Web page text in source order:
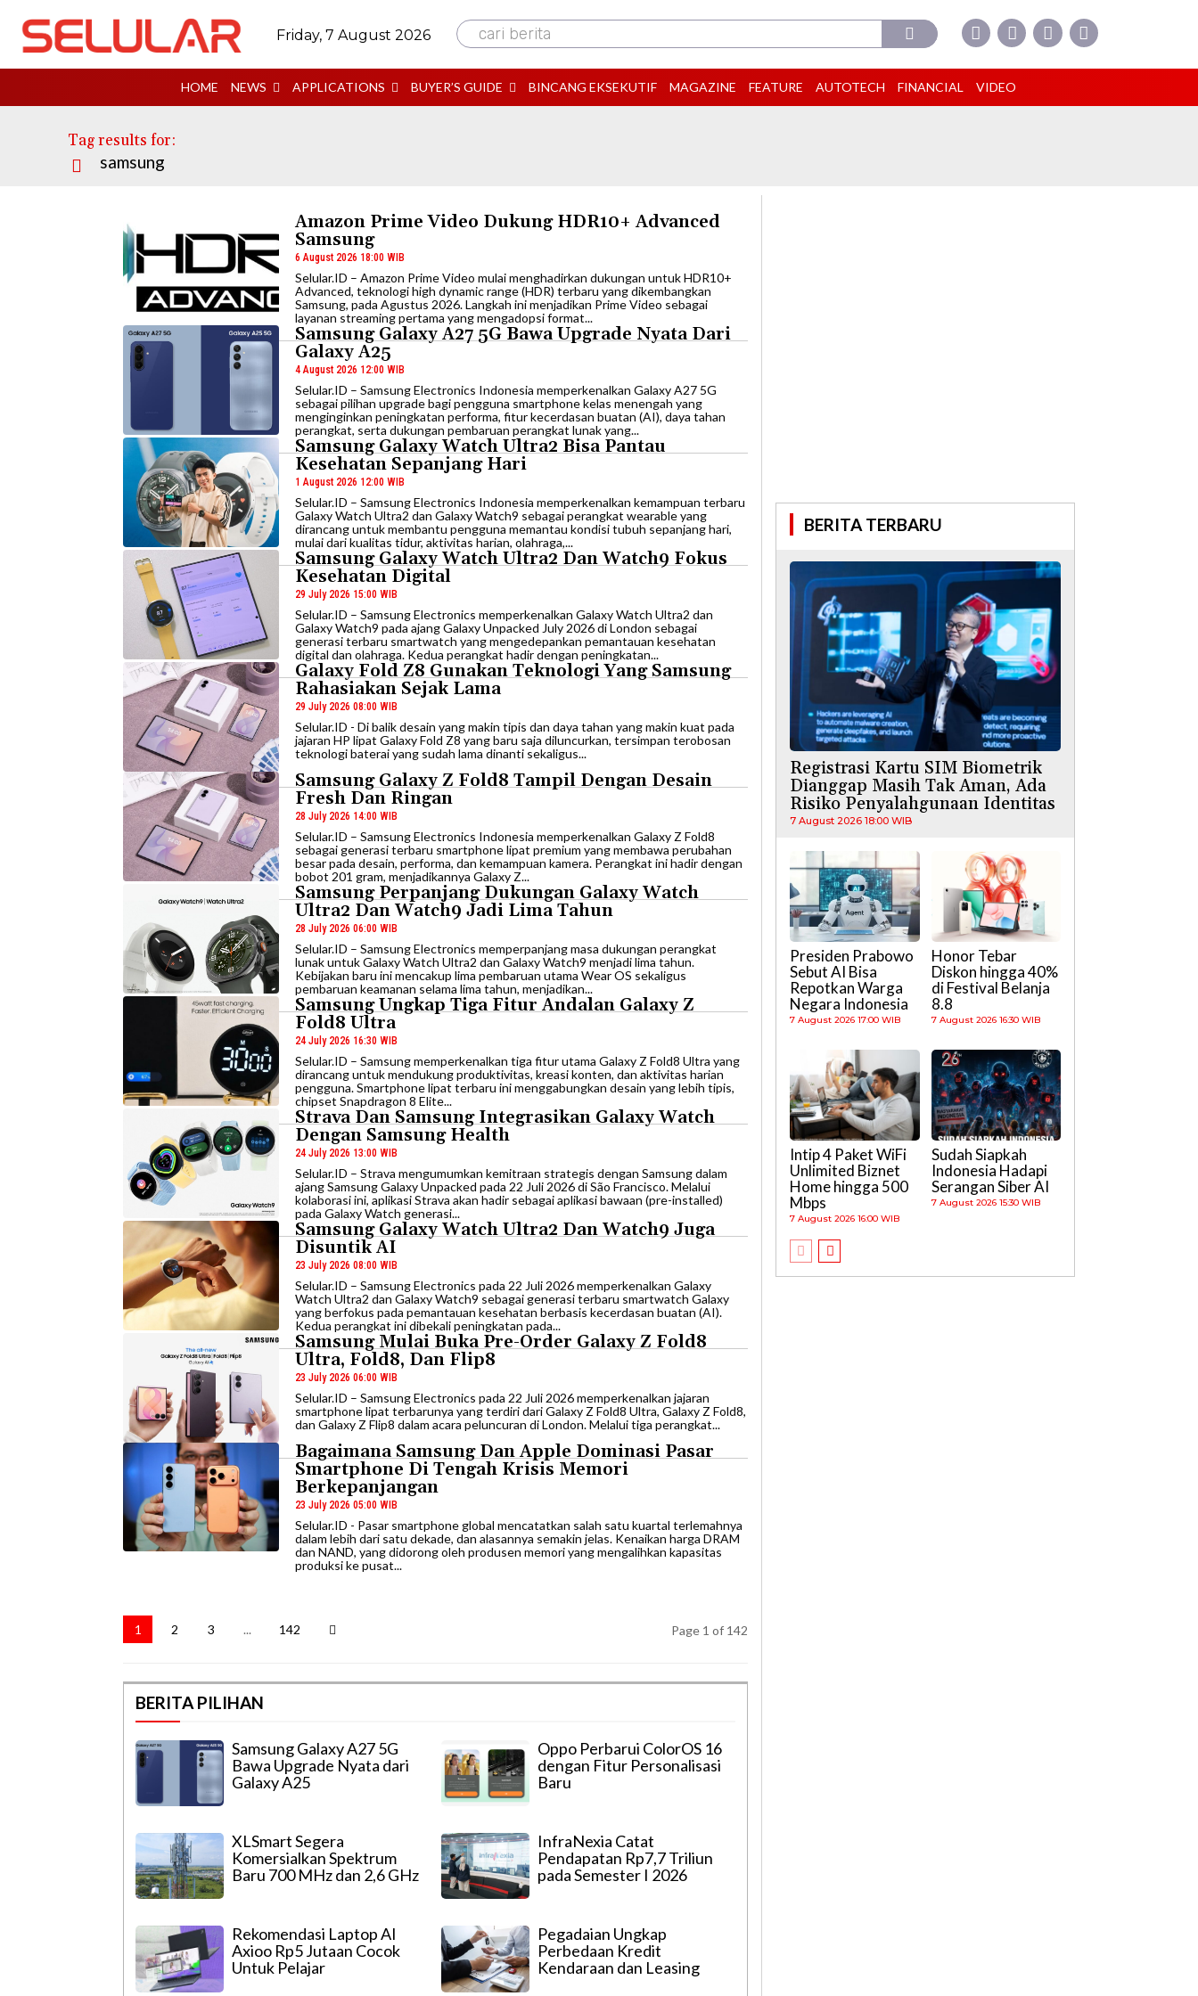
Friday, 7 August 2026 cari berita
HOME NEWS APPLICATIONS BUYER’S GUIDE BINCANG EKSEKUTIF MAGAZINE FEATURE AUTOTECH FINANCIAL VIDEO
Tag results for:
samsung
Amazon Prime Video Dukung HDR10+ Advanced
Samsung
6 August 2026 18:00 WIB
Selular.ID – Amazon Prime Video mulai menghadirkan dukungan untuk HDR10+
Advanced, teknologi high dynamic range (HDR) terbaru yang dikembangkan
Samsung, pada Agustus 2026. Langkah ini menjadikan Prime Video sebagai
layanan streaming pertama yang mengadopsi format...
Samsung Galaxy A27 5G Bawa Upgrade Nyata Dari
Galaxy A25
4 August 2026 12:00 WIB
Selular.ID – Samsung Electronics Indonesia memperkenalkan Galaxy A27 5G
sebagai pilihan upgrade bagi pengguna smartphone kelas menengah yang
menginginkan peningkatan performa, fitur kecerdasan buatan (AI), daya tahan
perangkat, serta dukungan pembaruan perangkat lunak yang...
Samsung Galaxy Watch Ultra2 Bisa Pantau
Kesehatan Sepanjang Hari
1 August 2026 12:00 WIB
Selular.ID – Samsung Electronics Indonesia memperkenalkan kemampuan terbaru
Galaxy Watch Ultra2 dan Galaxy Watch9 sebagai perangkat wearable yang
dirancang untuk membantu pengguna memantau kondisi tubuh sepanjang hari,
mulai dari kualitas tidur, aktivitas harian, olahraga,...
Samsung Galaxy Watch Ultra2 Dan Watch9 Fokus
Kesehatan Digital
29 July 2026 15:00 WIB
Selular.ID – Samsung Electronics memperkenalkan Galaxy Watch Ultra2 dan
Galaxy Watch9 pada ajang Galaxy Unpacked July 2026 di London sebagai
generasi terbaru smartwatch yang mengedepankan pemantauan kesehatan
digital dan olahraga. Kedua perangkat hadir dengan peningkatan...
Galaxy Fold Z8 Gunakan Teknologi Yang Samsung
Rahasiakan Sejak Lama
29 July 2026 08:00 WIB
Selular.ID - Di balik desain yang makin tipis dan daya tahan yang makin kuat pada
jajaran HP lipat Galaxy Fold Z8 yang baru saja diluncurkan, tersimpan terobosan
teknologi baterai yang sudah lama dinanti sekaligus...
Samsung Galaxy Z Fold8 Tampil Dengan Desain
Fresh Dan Ringan
28 July 2026 14:00 WIB
Selular.ID – Samsung Electronics Indonesia memperkenalkan Galaxy Z Fold8
sebagai generasi terbaru smartphone lipat premium yang membawa perubahan
besar pada desain, performa, dan kemampuan kamera. Perangkat ini hadir dengan
bobot 201 gram, menjadikannya Galaxy Z...
Samsung Perpanjang Dukungan Galaxy Watch
Ultra2 Dan Watch9 Jadi Lima Tahun
28 July 2026 06:00 WIB
Selular.ID – Samsung Electronics memperpanjang masa dukungan perangkat
lunak untuk Galaxy Watch Ultra2 dan Galaxy Watch9 menjadi lima tahun.
Kebijakan baru ini mencakup lima pembaruan utama Wear OS sekaligus
pembaruan keamanan selama lima tahun, menjadikan...
Samsung Ungkap Tiga Fitur Andalan Galaxy Z
Fold8 Ultra
24 July 2026 16:30 WIB
Selular.ID – Samsung memperkenalkan tiga fitur utama Galaxy Z Fold8 Ultra yang
dirancang untuk mendukung produktivitas, kreasi konten, dan aktivitas harian
pengguna. Smartphone lipat terbaru ini menggabungkan desain yang lebih tipis,
chipset Snapdragon 8 Elite...
Strava Dan Samsung Integrasikan Galaxy Watch
Dengan Samsung Health
24 July 2026 13:00 WIB
Selular.ID – Strava mengumumkan kemitraan strategis dengan Samsung dalam
ajang Samsung Galaxy Unpacked pada 22 Juli 2026 di São Francisco. Melalui
kolaborasi ini, aplikasi Strava akan hadir sebagai aplikasi bawaan (pre-installed)
pada Galaxy Watch generasi...
Samsung Galaxy Watch Ultra2 Dan Watch9 Juga
Disuntik AI
23 July 2026 08:00 WIB
Selular.ID – Samsung Electronics pada 22 Juli 2026 memperkenalkan Galaxy
Watch Ultra2 dan Galaxy Watch9 sebagai generasi terbaru smartwatch Galaxy
yang berfokus pada pemantauan kesehatan berbasis kecerdasan buatan (AI).
Kedua perangkat ini dibekali peningkatan pada...
Samsung Mulai Buka Pre-Order Galaxy Z Fold8
Ultra, Fold8, Dan Flip8
23 July 2026 06:00 WIB
Selular.ID – Samsung Electronics pada 22 Juli 2026 memperkenalkan jajaran
smartphone lipat terbarunya yang terdiri dari Galaxy Z Fold8 Ultra, Galaxy Z Fold8,
dan Galaxy Z Flip8 dalam acara peluncuran di London. Melalui tiga perangkat...
Bagaimana Samsung Dan Apple Dominasi Pasar
Smartphone Di Tengah Krisis Memori
Berkepanjangan
23 July 2026 05:00 WIB
Selular.ID - Pasar smartphone global mencatatkan salah satu kuartal terlemahnya
dalam lebih dari satu dekade, dan alasannya semakin jelas. Kenaikan harga DRAM
dan NAND, yang didorong oleh produsen memori yang mengalihkan kapasitas
produksi ke pusat...
1 2 3 ... 142 Page 1 of 142
BERITA PILIHAN
Samsung Galaxy A27 5G
Bawa Upgrade Nyata dari
Galaxy A25
Oppo Perbarui ColorOS 16
dengan Fitur Personalisasi
Baru
XLSmart Segera
Komersialkan Spektrum
Baru 700 MHz dan 2,6 GHz
InfraNexia Catat
Pendapatan Rp7,7 Triliun
pada Semester I 2026
Rekomendasi Laptop AI
Axioo Rp5 Jutaan Cocok
Untuk Pelajar
Pegadaian Ungkap
Perbedaan Kredit
Kendaraan dan Leasing
BERITA TERBARU
Registrasi Kartu SIM Biometrik
Dianggap Masih Tak Aman, Ada
Risiko Penyalahgunaan Identitas
7 August 2026 18:00 WIB
Presiden Prabowo
Sebut AI Bisa
Repotkan Warga
Negara Indonesia
7 August 2026 17:00 WIB
Honor Tebar
Diskon hingga 40%
di Festival Belanja
8.8
7 August 2026 16:30 WIB
Intip 4 Paket WiFi
Unlimited Biznet
Home hingga 500
Mbps
7 August 2026 16:00 WIB
Sudah Siapkah
Indonesia Hadapi
Serangan Siber AI
7 August 2026 15:30 WIB